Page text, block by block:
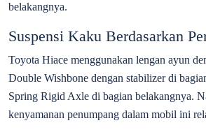
belakangnya.
Suspensi Kaku Berdasarkan
Toyota Hiace menggunakan lengan ayun
Double Wishbone dengan stabilizer di
Spring Rigid Axle di bagian belakangnya.
kenyamanan penumpang dalam mobil ini